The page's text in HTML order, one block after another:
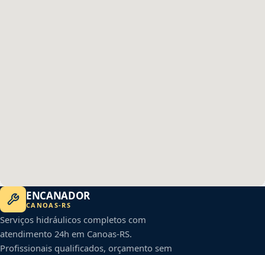
ENCANADOR
CANOAS-RS
Serviços hidráulicos completos com
atendimento 24h em Canoas-RS.
Profissionais qualificados, orçamento sem